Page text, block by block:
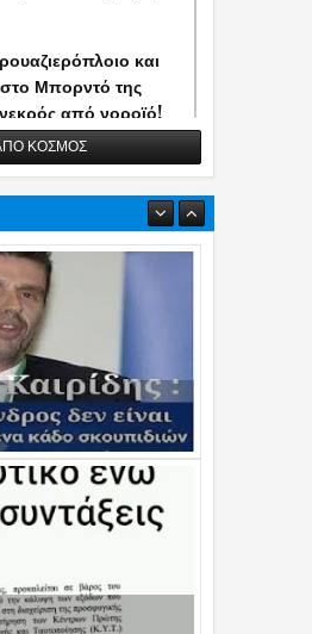
και
στο Μπορντό της
από νοροϊό!
0
την κατασκευή
δράσης 6.000 χλμ.!
ανταποκριτών του
Απομακρύνθηκε ο
0
ΚΟΣΜΟΣ